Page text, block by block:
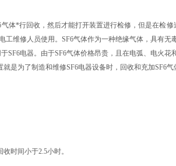
体*行回收，然后才能打开装置进行检修，但是在检修
维修人员使用。SF6气体作为一种绝缘气体，具有无
电器。由于SF6气体价格昂贵，且在电弧、电火花
是为了制造和维修SF6电器设备时，回收和充加SF6气
时间小于2.5小时。